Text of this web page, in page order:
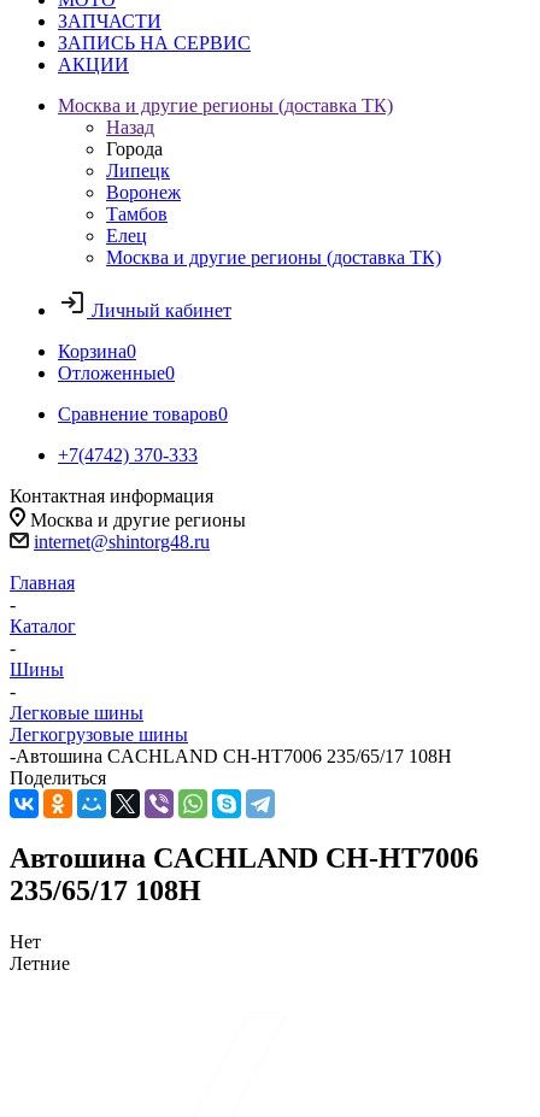
ЗАПЧАСТИ
ЗАПИСЬ НА СЕРВИС
АКЦИИ
Москва и другие регионы (доставка ТК)
Назад
Города
Липецк
Воронеж
Тамбов
Елец
Москва и другие регионы (доставка ТК)
Личный кабинет
Корзина0
Отложенные0
Сравнение товаров0
+7(4742) 370-333
Контактная информация
Москва и другие регионы
internet@shintorg48.ru
Главная
-
Каталог
-
Шины
-
Легковые шины
Легкогрузовые шины
-Автошина CACHLAND CH-HT7006 235/65/17 108H
Поделиться
Автошина CACHLAND CH-HT7006
235/65/17 108H
Нет
Летние